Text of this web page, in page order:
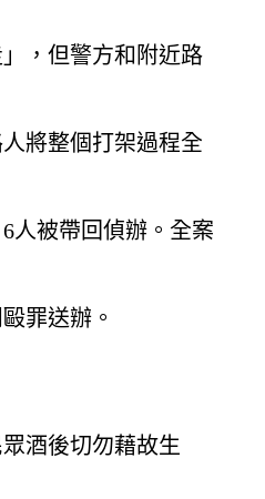
」，但警方和附近路
將整個打架過程全
人被帶回偵辦。全案
罪送辦。
酒後切勿藉故生